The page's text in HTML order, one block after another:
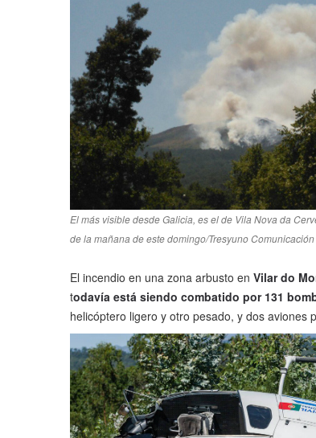
El más visible desde Galicia, es el de Vila Nova da
de la mañana de este domingo/Tresyuno Comunicación
El incendio en una zona arbusto en Vilar do
todavía está siendo combatido por 131
helicóptero ligero y otro pesado, y dos aviones